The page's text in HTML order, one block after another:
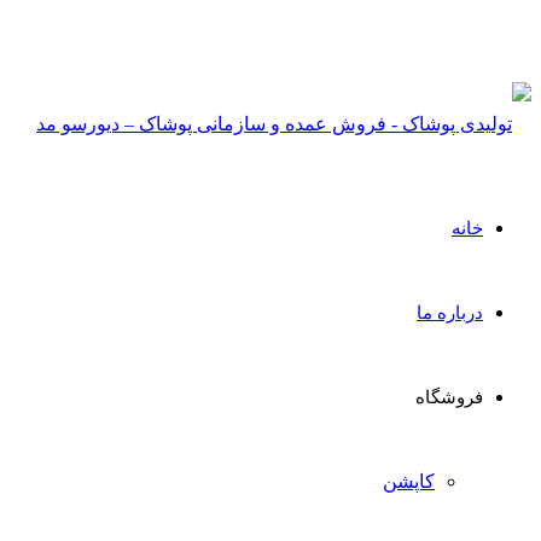
خانه
درباره ما
فروشگاه
کاپشن